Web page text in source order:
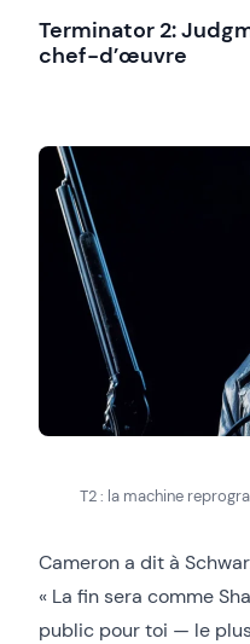
Terminator 2:
chef-d’œuvre
T2 : la machine
Cameron a dit à
« La fin sera comme
public pour toi — le